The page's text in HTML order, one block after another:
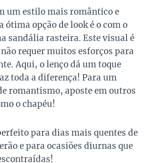
um estilo mais romântico e
opção de look é o com o
sandália rasteira. Este visual é
requer muitos esforços para
Aqui, o lenço dá um toque
toda a diferença! Para um
romantismo, aposte em outros
o chapéu!
para dias mais quentes de
e para ocasiões diurnas que